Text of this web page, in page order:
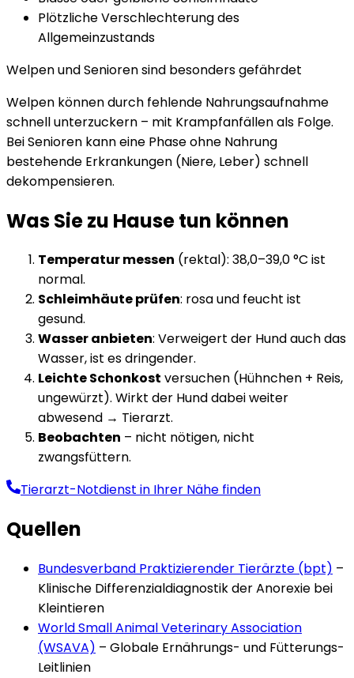
Plötzliche Verschlechterung des
Allgemeinzustands
Welpen und Senioren sind besonders gefährdet
Welpen können durch fehlende Nahrungsaufnahme
schnell unterzuckern – mit Krampfanfällen als Folge.
Bei Senioren kann eine Phase ohne Nahrung
bestehende Erkrankungen (Niere, Leber) schnell
dekompensieren.
Was Sie zu Hause tun können
Temperatur messen (rektal): 38,0–39,0 °C ist
normal.
Schleimhäute prüfen: rosa und feucht ist
gesund.
Wasser anbieten: Verweigert der Hund auch das
Wasser, ist es dringender.
Leichte Schonkost versuchen (Hühnchen + Reis,
ungewürzt). Wirkt der Hund dabei weiter
abwesend → Tierarzt.
Beobachten – nicht nötigen, nicht
zwangsfüttern.
Tierarzt-Notdienst in Ihrer Nähe finden
Quellen
Bundesverband Praktizierender Tierärzte (bpt) –
Klinische Differenzialdiagnostik der Anorexie bei
Kleintieren
World Small Animal Veterinary Association
(WSAVA) – Globale Ernährungs- und Fütterungs-
Leitlinien